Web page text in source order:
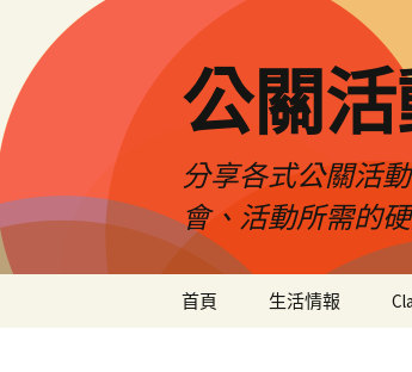
公關
分享各式公關活
會、活動所需的
首頁 生活情報